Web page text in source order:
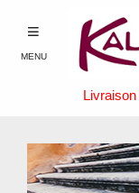
MENU
Livraison